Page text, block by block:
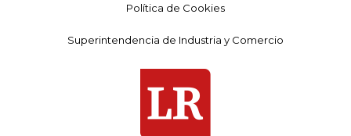
Política de Cookies
Superintendencia de Industria y Comercio